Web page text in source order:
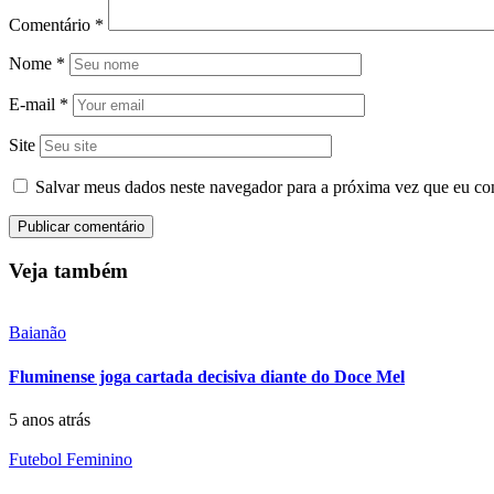
Comentário *
Nome *
E-mail *
Site
Salvar meus dados neste navegador para a próxima vez que eu
Veja também
Baianão
Fluminense joga cartada decisiva diante do Doce Mel
5 anos atrás
Futebol Feminino